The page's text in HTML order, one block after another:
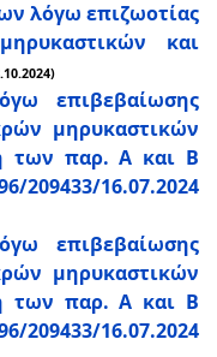
λόγω επιζωοτίας
και
επιβεβαίωσης
μηρυκαστικών
των παρ. Α και Β
16.07.2024
επιβεβαίωσης
μηρυκαστικών
των παρ. Α και Β
16.07.2024